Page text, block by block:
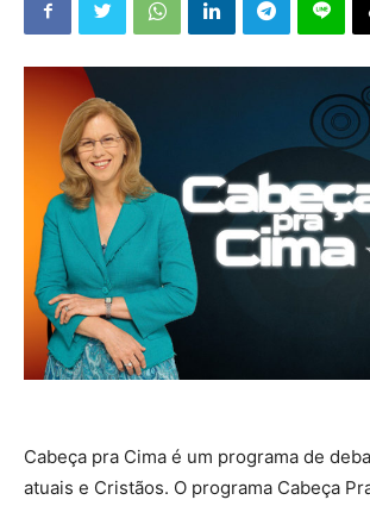
Cabeça pra Cima é um programa de
atuais e Cristãos. O programa Cabeça